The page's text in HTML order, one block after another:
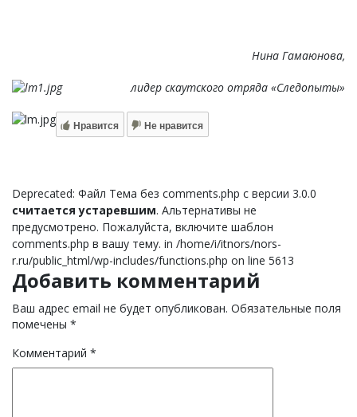
Нина Гамаюнова,
лидер скаутского отряда «Следопыты»
Нравится Не нравится
Deprecated: Файл Тема без comments.php с версии 3.0.0
считается устаревшим. Альтернативы не
предусмотрено. Пожалуйста, включите шаблон
comments.php в вашу тему. in /home/i/itnors/nors-
r.ru/public_html/wp-includes/functions.php on line 5613
Добавить комментарий
Ваш адрес email не будет опубликован. Обязательные поля
помечены *
Комментарий *